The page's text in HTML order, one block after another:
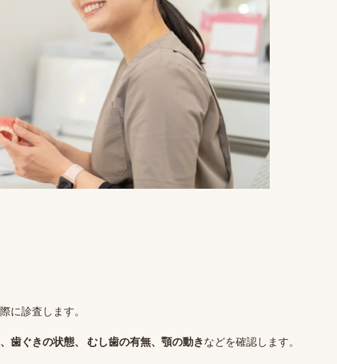
に診査します。
歯ぐきの状態、 むし歯の有無、顎の動きなどを確認します。